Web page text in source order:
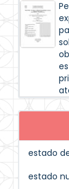
estado
estado